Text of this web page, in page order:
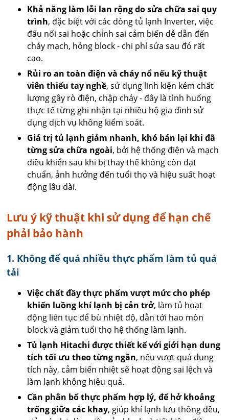
Khả năng làm lỗi lan rộng do sửa chữa sai quy
trình, đặc biệt với các dòng tủ lạnh Inverter, việc
đấu nối sai hoặc chỉnh sai cảm biến dễ dẫn đến
cháy mạch, hỏng block - chi phí sửa sau đó rất
cao.
Rủi ro an toàn điện và cháy nổ nếu kỹ thuật
viên thiếu tay nghề, sử dụng linh kiện kém chất
lượng gây rò điện, chập cháy - đây là tình huống
thực tế từng ghi nhận tại nhiều hộ gia đình sử
dụng dịch vụ không kiểm soát.
Giá trị tủ lạnh giảm nhanh, khó bán lại khi đã
từng sửa chữa ngoài, bởi hệ thống điện và mạch
điều khiển sau khi bị thay thế không còn đạt
chuẩn, ảnh hưởng đến tuổi thọ và hiệu suất hoạt
động lâu dài.
Lưu ý kỹ thuật khi sử dụng để hạn chế
phải bảo hành
1. Không để quá nhiều thực phẩm làm tủ quá
tải
Việc chất đầy thực phẩm vượt mức cho phép
khiến luồng khí lạnh bị cản trở, làm tủ hoạt
động liên tục để bù nhiệt độ, dẫn tới hao mòn
block và giảm tuổi thọ hệ thống làm lạnh.
Tủ lạnh Hitachi được thiết kế với giới hạn dung
tích tối ưu theo từng ngăn, nếu vượt quá dung
tích này, cảm biến nhiệt sẽ hoạt động sai lệch và
làm lạnh không hiệu quả.
Cần phân bổ thực phẩm hợp lý, để hở khoảng
trống giữa các khay, giúp khí lạnh lưu thông đều,